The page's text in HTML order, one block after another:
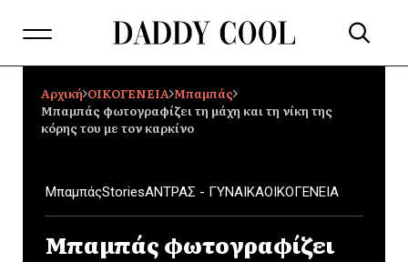
Αρχική ΟΙΚΟΓΕΝΕΙΑ Mπαμπάς
Μπαμπάς φωτογραφίζει τη μάχη και τη νίκη της
κόρης του με τον καρκίνο
MπαμπάςStoriesΑΝΤΡΑΣ - ΓΥΝΑΙΚΑΟΙΚΟΓΕΝΕΙΑ
Μπαμπάς φωτογραφίζει